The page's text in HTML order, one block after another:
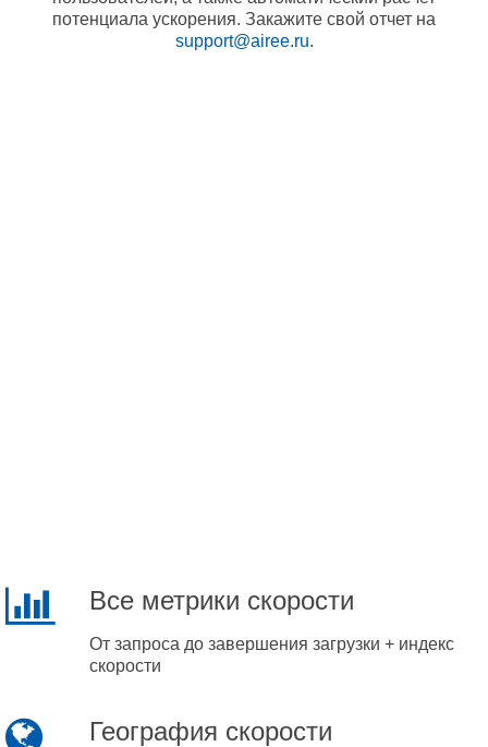
потенциала ускорения. Закажите свой отчет на
support@airee.ru.
Все метрики скорости
От запроса до завершения загрузки + индекс
скорости
География скорости